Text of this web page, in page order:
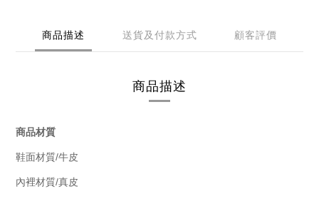
商品描述 送貨及付款方式 顧客評價
商品描述
商品材質
鞋面材質/牛皮
內裡材質/真皮